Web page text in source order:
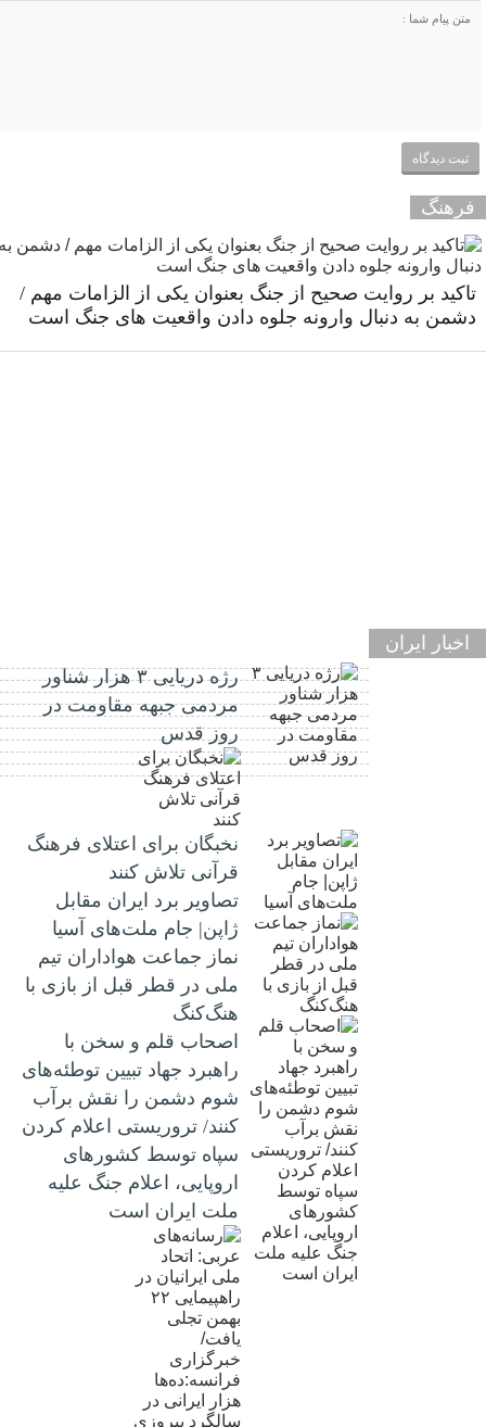
فرهنگ
تاکید بر روایت صحیح از جنگ بعنوان یکی از الزامات مهم /
دشمن به دنبال وارونه جلوه دادن واقعیت های جنگ است
اخبار ایران
رژه دریایی ۳ هزار شناور
مردمی جبهه مقاومت در
روز قدس
نخبگان برای اعتلای فرهنگ
قرآنی تلاش کنند
تصاویر برد ایران مقابل
ژاپن| جام ملت‌های آسیا
نماز جماعت هواداران تیم
ملی در قطر قبل از بازی با
هنگ‌کنگ
اصحاب قلم و سخن با
راهبرد جهاد تبیین توطئه‌های
شوم دشمن را نقش برآب
کنند/ تروریستی اعلام کردن
سپاه توسط کشورهای
اروپایی، اعلام جنگ علیه
ملت ایران است